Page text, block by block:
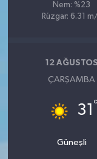
Nem: %23
Rüzgar: 6.31
12 AĞUSTOS
ÇARŞAMBA
31 °
Güneşli